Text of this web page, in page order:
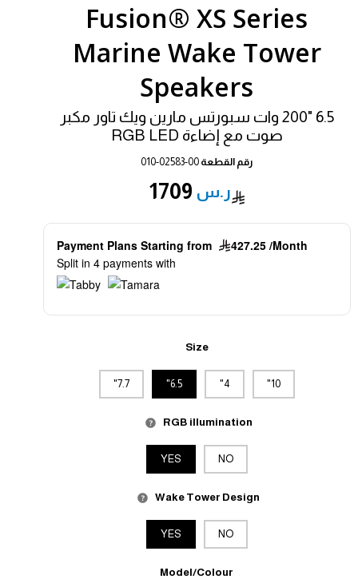
Fusion® XS Series
Marine Wake Tower
Speakers
6.5 "200 وات سبورتس مارين ويك تاور مكبر
صوت مع إضاءة RGB LED
رقم القطعة 010-02583-00
1709
Payment Plans Starting from
427.25 /Month
Split in 4 payments with
Size
10"
4"
6.5"
7.7"
RGB illumination
NO
YES
Wake Tower Design
NO
YES
Model/Colour